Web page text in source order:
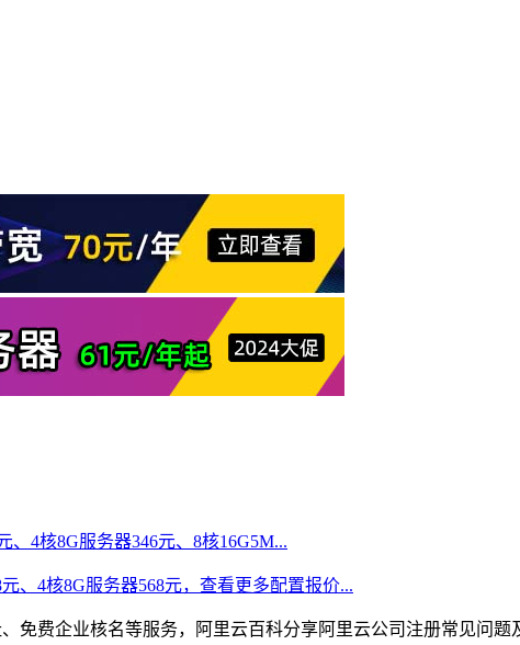
、4核8G服务器346元、8核16G5M...
、4核8G服务器568元，查看更多配置报价...
免费企业核名等服务，阿里云百科分享阿里云公司注册常见问题